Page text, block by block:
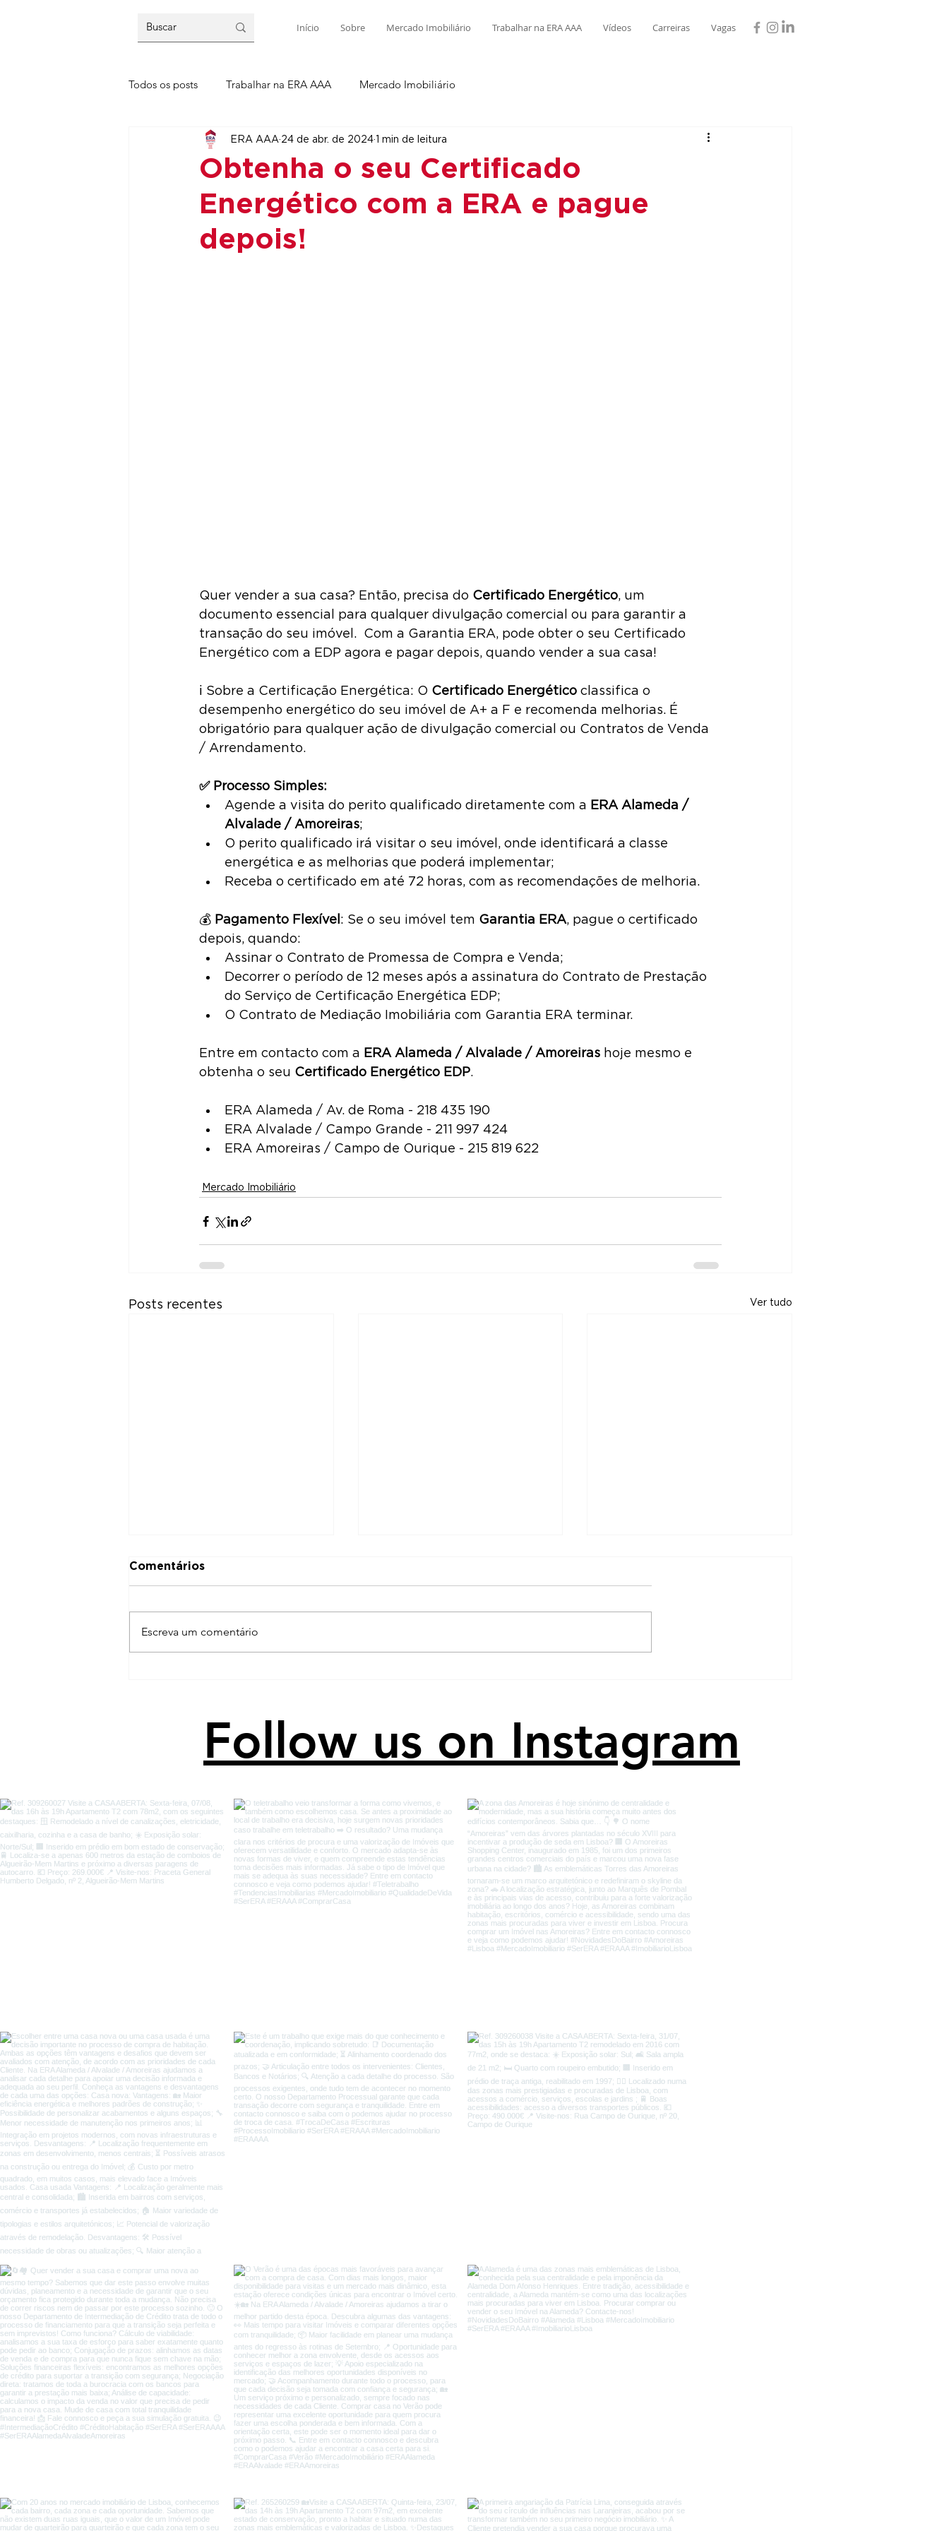
Início Sobre Mercado Imobiliário Trabalhar na ERA AAA Vídeos Carreiras Vagas
Todos os posts Trabalhar na ERA AAA Mercado Imobiliário
Obtenha o seu Certificado
Energético com a ERA e pague
depois!
ERA AAA 24 de abr. de 2024 1 min de leitura
Quer vender a sua casa? Então, precisa do Certificado Energético, um
documento essencial para qualquer divulgação comercial ou para garantir a
transação do seu imóvel.  Com a Garantia ERA, pode obter o seu Certificado
Energético com a EDP agora e pagar depois, quando vender a sua casa!
ℹ️ Sobre a Certificação Energética: O Certificado Energético classifica o
desempenho energético do seu imóvel de A+ a F e recomenda melhorias. É
obrigatório para qualquer ação de divulgação comercial ou Contratos de Venda
/ Arrendamento.
✅ Processo Simples:
Agende a visita do perito qualificado diretamente com a ERA Alameda /
Alvalade / Amoreiras;
O perito qualificado irá visitar o seu imóvel, onde identificará a classe
energética e as melhorias que poderá implementar;
Receba o certificado em até 72 horas, com as recomendações de melhoria.
💰 Pagamento Flexível : Se o seu imóvel tem Garantia ERA, pague o certificado
depois, quando:
Assinar o Contrato de Promessa de Compra e Venda;
Decorrer o período de 12 meses após a assinatura do Contrato de Prestação
do Serviço de Certificação Energética EDP;
O Contrato de Mediação Imobiliária com Garantia ERA terminar.
Entre em contacto com a ERA Alameda / Alvalade / Amoreiras hoje mesmo e
obtenha o seu Certificado Energético EDP.
ERA Alameda / Av. de Roma - 218 435 190
ERA Alvalade / Campo Grande - 211 997 424
ERA Amoreiras / Campo de Ourique - 215 819 622
Mercado Imobiliário
Posts recentes Ver tudo
Comentários
Escreva um comentário
Follow us on Instagram